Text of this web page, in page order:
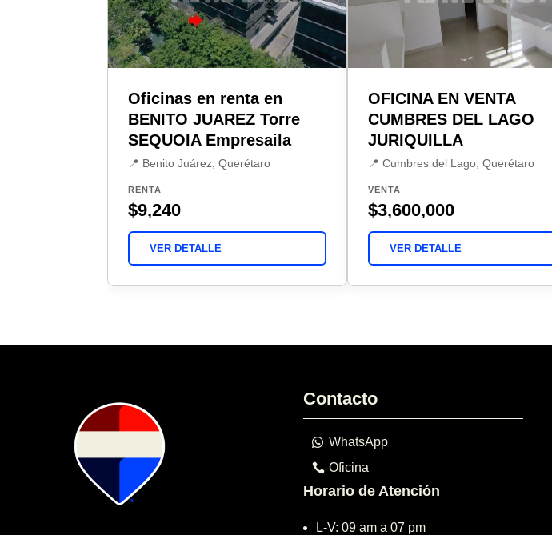
Oficinas en renta en
BENITO JUAREZ Torre
SEQUOIA Empresaila
📍 Benito Juárez, Querétaro
RENTA
$9,240
VER DETALLE
OFICINA EN VENTA
CUMBRES DEL LAGO
JURIQUILLA
📍 Cumbres del Lago, Querétaro
VENTA
$3,600,000
VER DETALLE
Contacto
WhatsApp
Oficina
Horario de Atención
L-V: 09 am a 07 pm